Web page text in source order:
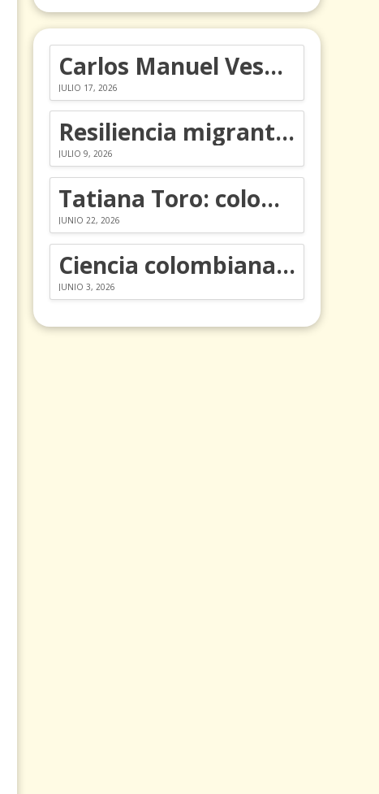
Carlos Manuel Vesga lleva el nombre de Colombia a los Emmy
JULIO 17, 2026
Resiliencia migrante: 5 emociones y cómo gestionarlas
JULIO 9, 2026
Tatiana Toro: colombiana que cambió la historia de las matemáticas
JUNIO 22, 2026
Ciencia colombiana en la revolución de los órganos en chips
JUNIO 3, 2026